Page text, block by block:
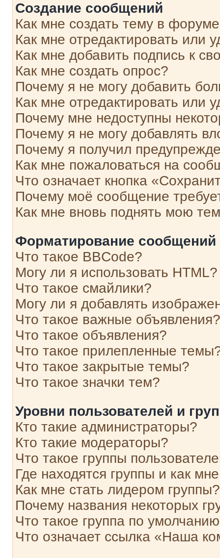
Создание сообщений
Как мне создать тему в
Как мне отредактировать или
Как мне добавить подпись к
Как мне создать опрос?
Почему я не могу добавить
Как мне отредактировать или
Почему мне недоступны
Почему я не могу добавлять
Почему я получил
Как мне пожаловаться на
Что означает кнопка
Почему моё сообщение
Как мне вновь поднять мою
Форматирование
Что такое BBCode?
Могу ли я использовать HTML?
Что такое смайлики?
Могу ли я добавлять
Что такое важные объявления?
Что такое объявления?
Что такое прилепленные
Что такое закрытые темы?
Что такое значки тем?
Уровни пользователей и
Кто такие администраторы?
Кто такие модераторы?
Что такое группы
Где находятся группы и как
Как мне стать лидером группы?
Почему названия некоторых
Что такое группа по
Что означает ссылка «Наша